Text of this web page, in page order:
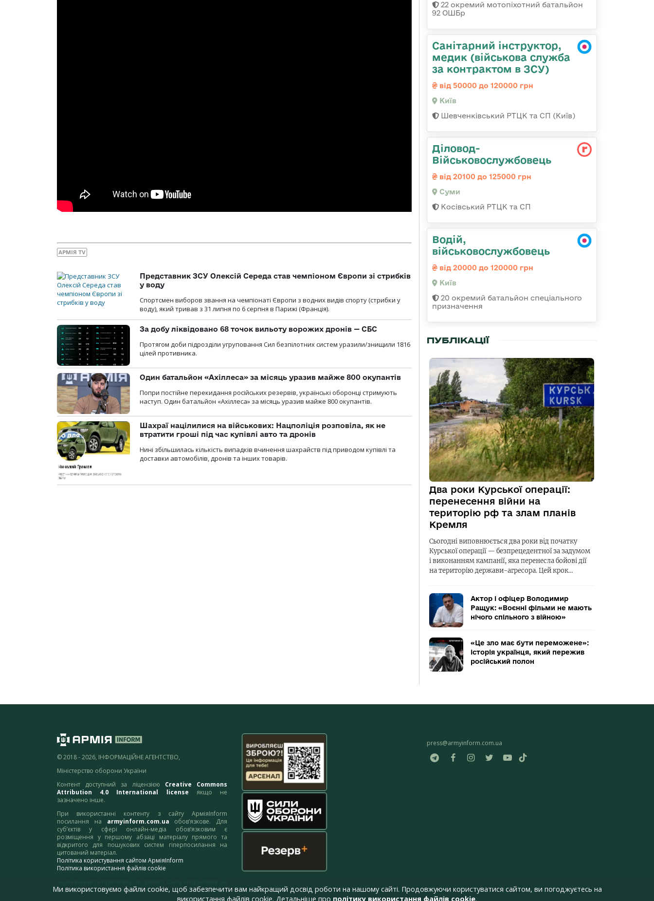
АРМІЯ TV
Представник ЗСУ Олексій Середа став чемпіоном Європи зі стрибків
у воду
Спортсмен виборов звання на чемпіонаті Європи з водних видів спорту (стрибки у
воду), який тривав з 31 липня по 6 серпня в Парижі (Франція).
За добу ліквідовано 68 точок вильоту ворожих дронів — СБС
Протягом доби підрозділи угруповання Сил безпілотних систем уразили/знищили 1816
цілей противника.
Один батальйон «Ахіллеса» за місяць уразив майже 800 окупантів
Попри постійне перекидання російських резервів, українські оборонці стримують
наступ. Один батальйон «Ахіллеса» за місяць уразив майже 800 окупантів.
Шахраї націлилися на військових: Нацполіція розповіла, як не
втратити гроші під час купівлі авто та дронів
Нині збільшилась кількість випадків вчинення шахрайств під приводом купівлі та
доставки автомобілів, дронів та інших товарів.
22 окремий мотопіхотний батальйон
92 ОШБр
Санітарний інструктор,
медик (військова служба
за контрактом в ЗСУ)
від 50000 до 120000 грн
Київ
Шевченківський РТЦК та СП (Київ)
Діловод-
Військовослужбовець
від 20100 до 125000 грн
Суми
Косівський РТЦК та СП
Водій,
військовослужбовець
від 20000 до 120000 грн
Київ
20 окремий батальйон спеціального
призначення
ПУБЛІКАЦІЇ
Два роки Курської операції:
перенесення війни на
територію рф та злам планів
Кремля
Сьогодні виповнюється два роки від початку
Курської операції — безпрецедентної за задумом
і виконанням кампанії, яка перенесла бойові дії
на територію держави-агресора. Цей крок…
Актор і офіцер Володимир
Ращук: «Воєнні фільми не мають
нічого спільного з війною»
«Це зло має бути переможене»:
історія українця, який пережив
російський полон
© 2018 - 2026, ІНФОРМАЦІЙНЕ АГЕНТСТВО,
Міністерство оборони України
Контент доступний за ліцензією Creative Commons
Attribution 4.0 International license якщо не
зазначено інше.
При використанні контенту з сайту АрміяInform
посилання на armyinform.com.ua обов’язкове. Для
суб’єктів у сфері онлайн-медіа обов’язковим є
розміщення у першому абзаці матеріалу прямого та
відкритого для пошукових систем гіперпосилання на
цитований матеріал.
Політика користування сайтом АрміяInform
Політика використання файлів cookie
адресу:webmaster@armyinform.com.ua
press@armyinform.com.ua
Ми використовуємо файли cookie, щоб забезпечити вам найкращий досвід роботи на нашому сайті. Продовжуючи користуватися сайтом, ви погоджуєтесь на
використання файлів cookie. Детальніше про політику використання файлів cookie.